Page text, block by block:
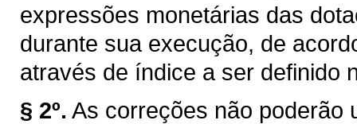
expressões monetárias das
durante sua execução, de
através de índice a ser definido
§ 2º. As correções não poderão